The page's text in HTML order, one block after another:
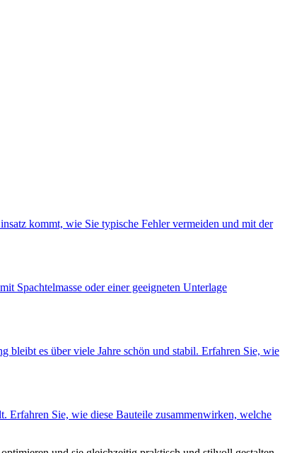
kommt, wie Sie typische Fehler vermeiden und mit der
Spachtelmasse oder einer geeigneten Unterlage
bleibt es über viele Jahre schön und stabil. Erfahren Sie, wie
Erfahren Sie, wie diese Bauteile zusammenwirken, welche